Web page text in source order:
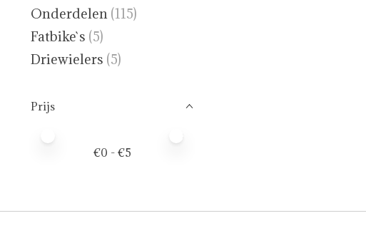
Onderdelen (115)
Fatbike`s (5)
Driewielers (5)
Prijs
€0 - €5